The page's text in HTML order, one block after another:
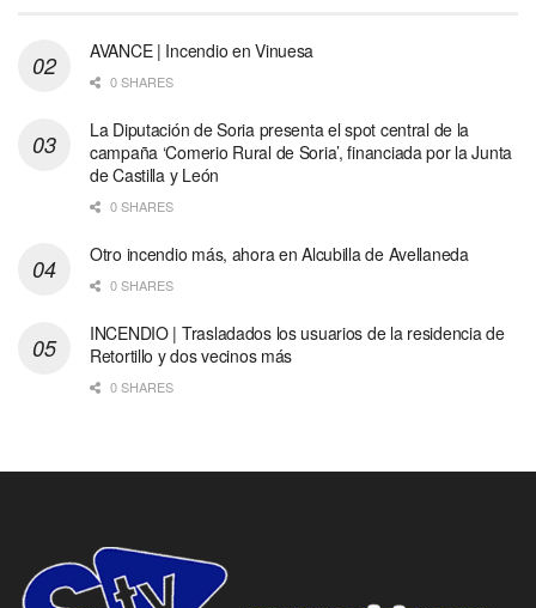
AVANCE | Incendio en Vinuesa
0 SHARES
La Diputación de Soria presenta el spot central de la
campaña ‘Comerio Rural de Soria’, financiada por la Junta
de Castilla y León
0 SHARES
Otro incendio más, ahora en Alcubilla de Avellaneda
0 SHARES
INCENDIO | Trasladados los usuarios de la residencia de
Retortillo y dos vecinos más
0 SHARES